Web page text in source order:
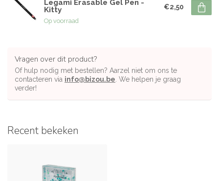
Legami Erasable Gel Pen -
Kitty
Op voorraad
€2,50
Vragen over dit product?
Of hulp nodig met bestellen? Aarzel niet om ons te
contacteren via info@bizou.be . We helpen je graag
verder!
Recent bekeken